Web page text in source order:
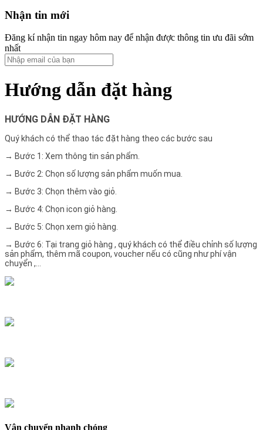
Nhận tin mới
Đăng kí nhận tin ngay hôm nay để nhận được thông tin ưu đãi sớm
nhất
Hướng dẫn đặt hàng
HƯỚNG DẪN ĐẶT HÀNG
Quý khách có thể thao tác đặt hàng theo các bước sau
→ Bước 1: Xem thông tin sản phẩm.
→ Bước 2: Chọn số lượng sản phẩm muốn mua.
→ Bước 3: Chọn thêm vào giỏ.
→ Bước 4: Chọn icon giỏ hàng.
→ Bước 5: Chọn xem giỏ hàng.
→ Bước 6: Tại trang giỏ hàng , quý khách có thể điều chỉnh số lượng
sản phẩm, thêm mã coupon, voucher nếu có cũng như phí vận
chuyển ,…
Vận chuyển nhanh chóng